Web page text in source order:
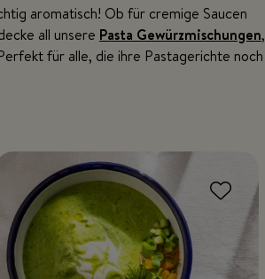
aromatisch! Ob für cremige Saucen
all unsere Pasta Gewürzmischungen,
für alle, die ihre Pastagerichte noch